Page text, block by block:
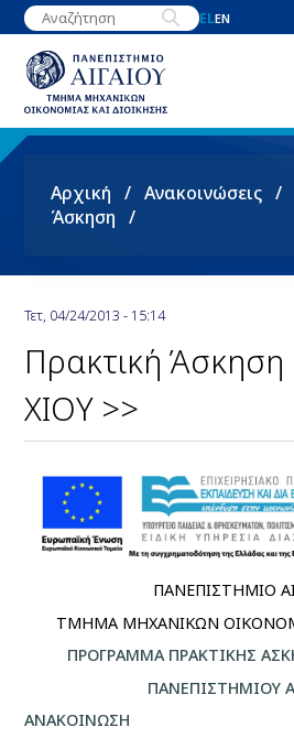
Παράκαμψη
προς
κυρίως
περιεχόμενο
ELEN
Breadcrumb
Αρχική Ανακοινώσεις
Άσκηση
Τετ, 04/24/2013 - 15:14
Πρακτική
ΧΙΟΥ >>
ΠΑΝΕΠΙΣΤΗΜΙΟ
ΤΜΗΜΑ ΜΗΧΑΝΙΚΩΝ
ΠΡΟΓΡΑΜΜΑ ΠΡΑΚΤΙΚΗΣ
ΠΑΝΕΠΙΣΤΗΜΙΟΥ
ΑΝΑΚΟΙΝΩΣΗ